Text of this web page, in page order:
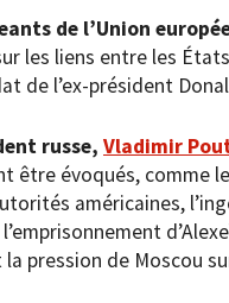
de l’Union
les liens entre les
de l’ex-président
russe, Vladimir
être évoqués, comme
américaines,
la pression de Moscou